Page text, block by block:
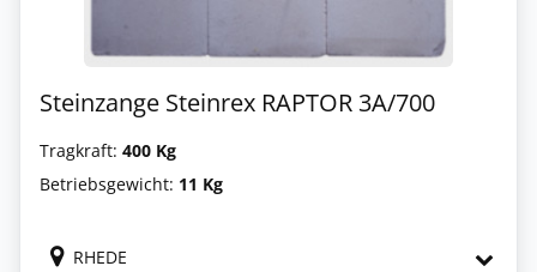
Steinzange Steinrex RAPTOR 3A/700
Tragkraft: 400 Kg
Betriebsgewicht: 11 Kg
RHEDE